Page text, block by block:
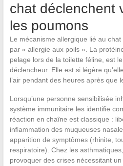
chat déclenchent
les poumons
Le mécanisme allergique lié au
par « allergie aux poils ». La
pelage lors de la toilette féline, est
déclencheur. Elle est si légère
l’air pendant des heures après que
Lorsqu’une personne sensibilisée
système immunitaire les identifie
réaction en chaîne est classique :
inflammation des muqueuses
apparition de symptômes (rhinite,
respiratoire). Chez les
provoquer des crises nécessitant